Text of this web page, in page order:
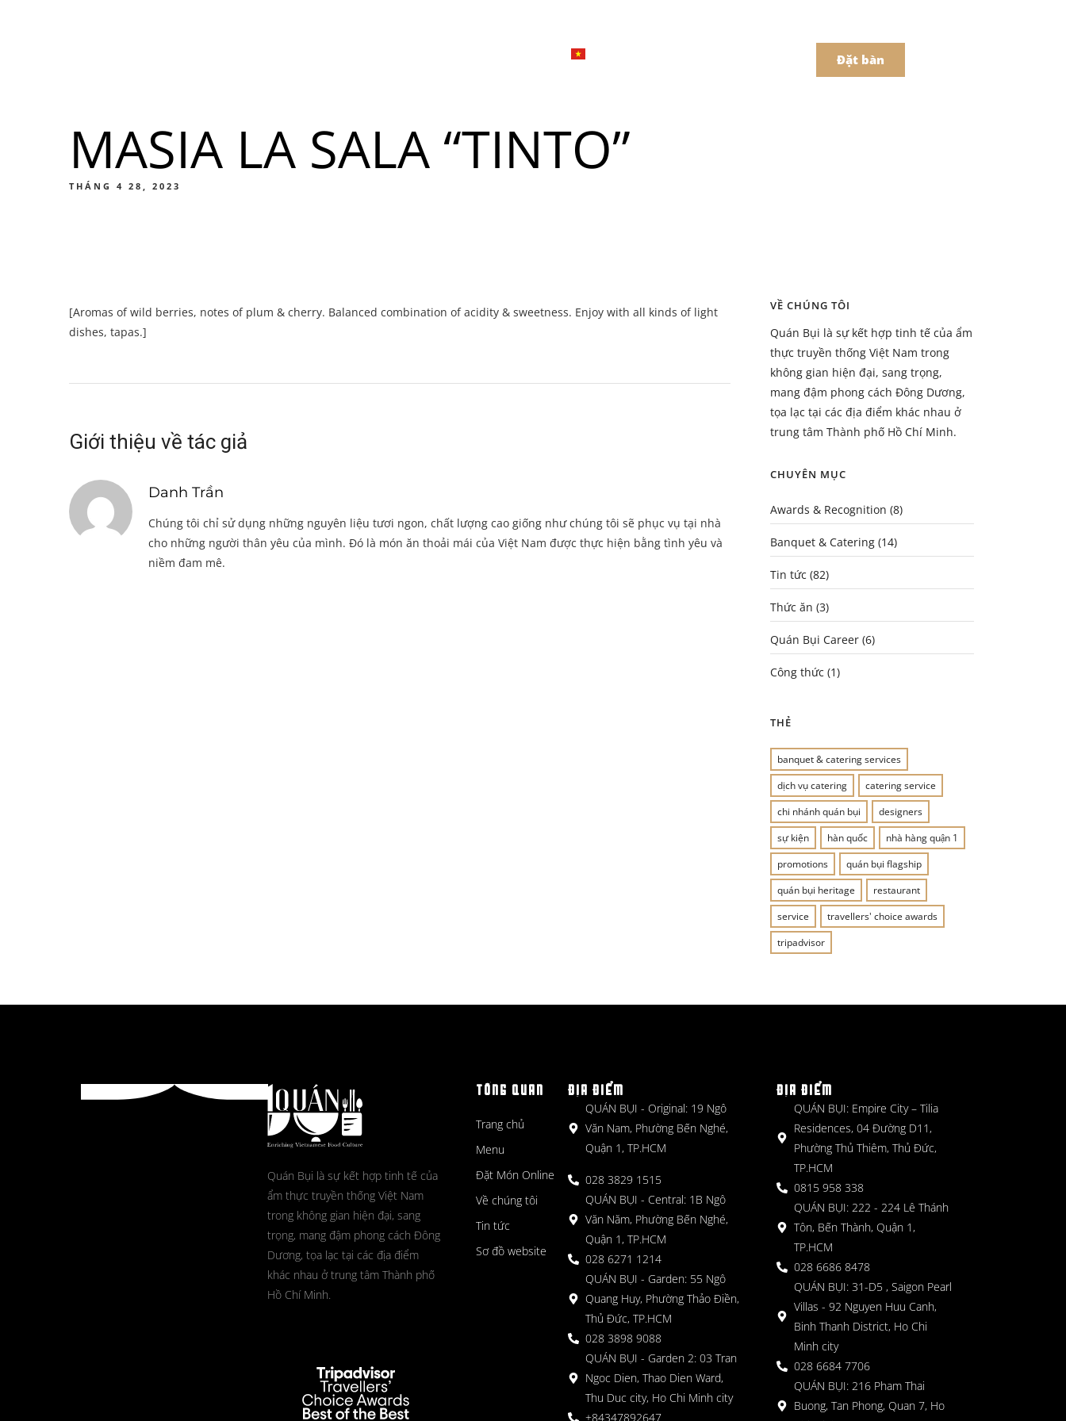
Menu
Thức ăn Menu
Đồ uống
한국어
Đặt bàn
Menu
MASIA LA SALA “TINTO”
THÁNG 4 28, 2023
[Aromas of wild berries, notes of plum & cherry. Balanced combination of acidity & sweetness. Enjoy with all kinds of light
dishes, tapas.]
Giới thiệu về tác giả
Danh Trần
Chúng tôi chỉ sử dụng những nguyên liệu tươi ngon, chất lượng cao giống như chúng tôi sẽ phục vụ tại nhà
cho những người thân yêu của mình. Đó là món ăn thoải mái của Việt Nam được thực hiện bằng tình yêu và
niềm đam mê.
VỀ CHÚNG TÔI
Quán Bụi là sự kết hợp tinh tế của ẩm
thực truyền thống Việt Nam trong
không gian hiện đại, sang trọng,
mang đậm phong cách Đông Dương,
tọa lạc tại các địa điểm khác nhau ở
trung tâm Thành phố Hồ Chí Minh.
CHUYÊN MỤC
Awards & Recognition (8)
Banquet & Catering (14)
Tin tức (82)
Thức ăn (3)
Quán Bụi Career (6)
Công thức (1)
THẺ
banquet & catering services
dịch vụ catering
catering service
chi nhánh quán bụi
designers
sự kiện
hàn quốc
nhà hàng quận 1
promotions
quán bụi flagship
quán bụi heritage
restaurant
service
travellers' choice awards
tripadvisor
Quán Bụi là sự kết hợp tinh tế của
ẩm thực truyền thống Việt Nam
trong không gian hiện đại, sang
trọng, mang đậm phong cách Đông
Dương, tọa lạc tại các địa điểm
khác nhau ở trung tâm Thành phố
Hồ Chí Minh.
TỔNG QUAN
Trang chủ
Menu
Đặt Món Online
Về chúng tôi
Tin tức
Sơ đồ website
ĐỊA ĐIỂM
QUÁN BỤI - Original: 19 Ngô
Văn Nam, Phường Bến Nghé,
Quận 1, TP.HCM
028 3829 1515
QUÁN BỤI - Central: 1B Ngô
Văn Năm, Phường Bến Nghé,
Quận 1, TP.HCM
028 6271 1214
QUÁN BỤI - Garden: 55 Ngô
Quang Huy, Phường Thảo Điền,
Thủ Đức, TP.HCM
028 3898 9088
QUÁN BỤI - Garden 2: 03 Tran
Ngoc Dien, Thao Dien Ward,
Thu Duc city, Ho Chi Minh city
+84347892647
ĐỊA ĐIỂM
QUÁN BỤI: Empire City – Tilia
Residences, 04 Đường D11,
Phường Thủ Thiêm, Thủ Đức,
TP.HCM
0815 958 338
QUÁN BỤI: 222 - 224 Lê Thánh
Tôn, Bến Thành, Quận 1,
TP.HCM
028 6686 8478
QUÁN BỤI: 31-D5 , Saigon Pearl
Villas - 92 Nguyen Huu Canh,
Binh Thanh District, Ho Chi
Minh city
028 6684 7706
QUÁN BỤI: 216 Pham Thai
Buong, Tan Phong, Quan 7, Ho